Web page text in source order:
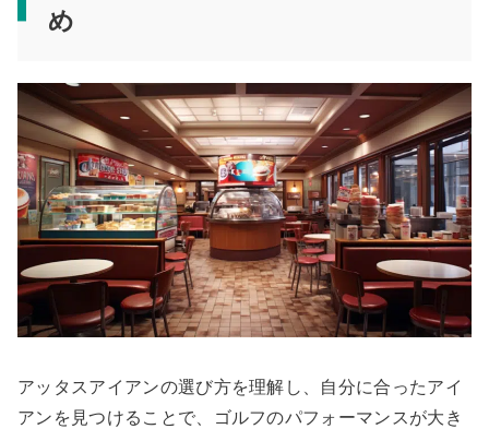
め
アッタスアイアンの選び方を理解し、自分に合ったアイ
アンを見つけることで、ゴルフのパフォーマンスが大き